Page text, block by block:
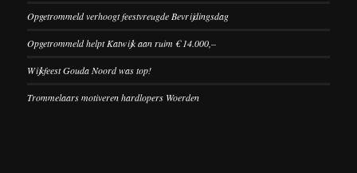
Opgetrommeld verhoogt feestvreugde Bevrijdingsdag
Opgetrommeld helpt Katwijk aan ruim € 14.000,–
Wijkfeest Gouda Noord was top!
Trommelaars motiveren hardlopers Woerden